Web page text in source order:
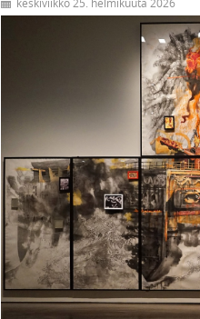
keskiviikko 25. helmikuuta 2026